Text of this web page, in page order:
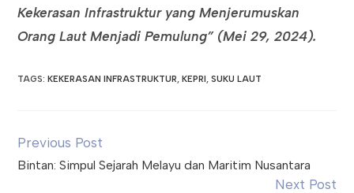
Kekerasan Infrastruktur yang Menjerumuskan
Orang Laut Menjadi Pemulung” (Mei 29, 2024).
TAGS:KEKERASAN INFRASTRUKTUR, KEPRI, SUKU LAUT
Read
articles
Previous Post
Bintan: Simpul Sejarah Melayu dan Maritim Nusantara
Next Post